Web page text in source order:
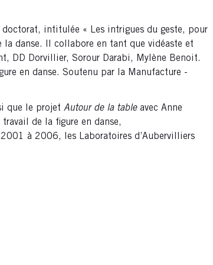
doctorat, intitulée « Les intrigues du geste, pour
la danse. Il collabore en tant que vidéaste et
DD Dorvillier, Sorour Darabi, Mylène Benoit.
en danse. Soutenu par la Manufacture -
que le projet Autour de la tableavec Anne
de la figure en danse,
à 2006, les Laboratoires d’Aubervilliers